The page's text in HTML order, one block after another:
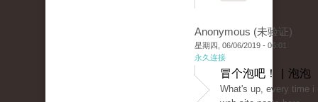
Anonymous (未验证)
星期四, 06/06/2019 - 06:01
永久连接
冒个泡吧！ | 泡泡
What's up, every time i